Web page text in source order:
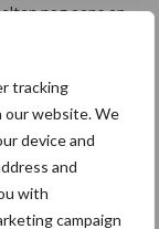
tracking
our website. We
device and
and
with
campaign
nog eens op
belang, omdat
heeft over